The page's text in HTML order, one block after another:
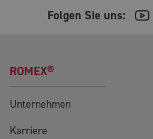
Folgen Sie uns:
ROMEX®
Unternehmen
Karriere